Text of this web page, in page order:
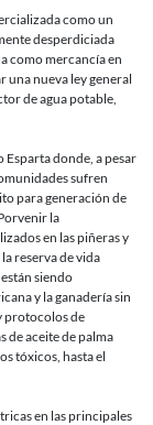
como un
desperdiciada
como mercancía en
una nueva ley general
de agua potable,
donde, a pesar
sufren
para generación de
la
en las piñeras y
reserva de vida
siendo
y la ganadería sin
protocolos de
de aceite de palma
tóxicos, hasta el
en las principales